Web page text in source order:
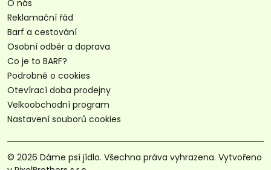
O nás
Reklamační řád
Barf a cestování
Osobní odběr a doprava
Co je to BARF?
Podrobně o cookies
Otevírací doba prodejny
Velkoobchodní program
Nastavení souborů cookies
© 2026 Dáme psí jídlo. Všechna práva vyhrazena. Vytvořeno